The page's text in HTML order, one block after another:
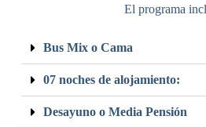
El programa
Bus Mix o Cama
07 noches de alojamiento:
Desayuno o Media Pensión